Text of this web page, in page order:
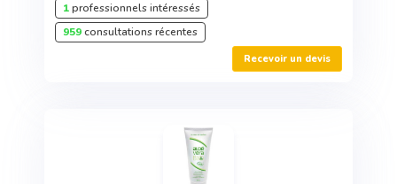
1professionnels intéressés
959consultations récentes
Recevoir un devis